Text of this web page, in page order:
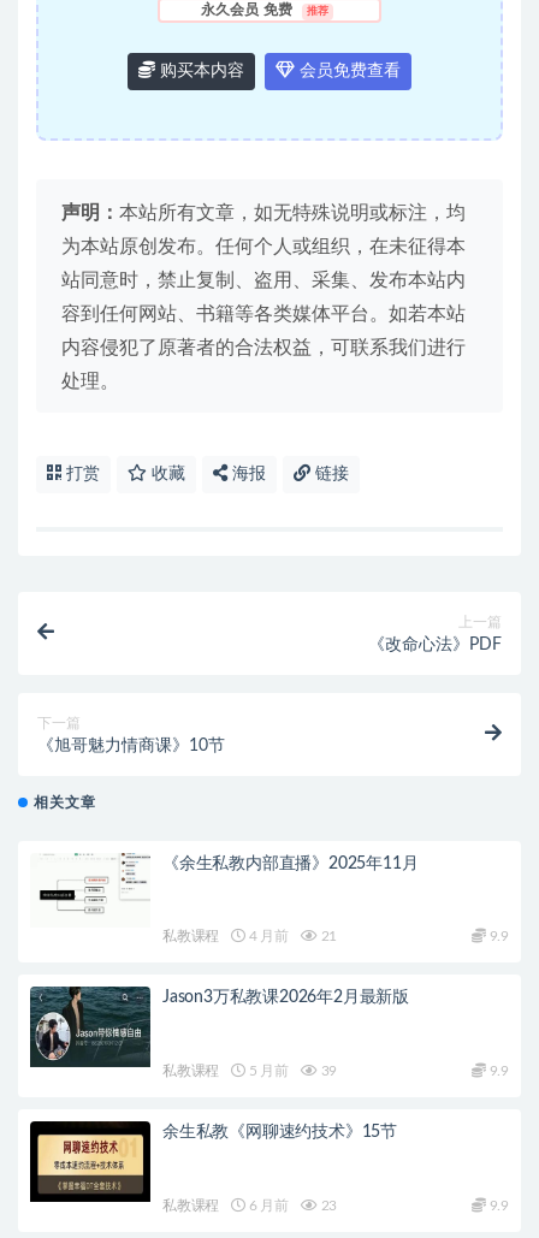
永久会员 免费 推荐
购买本内容 会员免费查看
声明： 本站所有文章，如无特殊说明或标注，均
为本站原创发布。任何个人或组织，在未征得本
站同意时，禁止复制、盗用、采集、发布本站内
容到任何网站、书籍等各类媒体平台。如若本站
内容侵犯了原著者的合法权益，可联系我们进行
处理。
打赏 收藏 海报 链接
上一篇
《改命心法》PDF
下一篇
《旭哥魅力情商课》10节
相关文章
《余生私教内部直播》2025年11月
私教课程 4 月前 21 9.9
Jason3万私教课2026年2月最新版
私教课程 5 月前 39 9.9
余生私教《网聊速约技术》15节
私教课程 6 月前 23 9.9